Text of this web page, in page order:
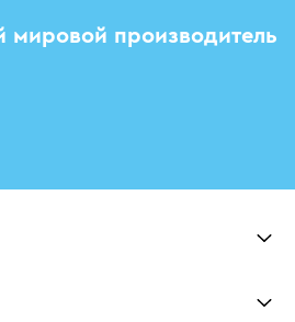
мировой производитель